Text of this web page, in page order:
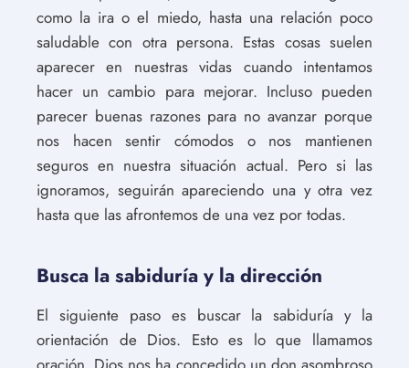
como la ira o el miedo, hasta una relación poco
saludable con otra persona. Estas cosas suelen
aparecer en nuestras vidas cuando intentamos
hacer un cambio para mejorar. Incluso pueden
parecer buenas razones para no avanzar porque
nos hacen sentir cómodos o nos mantienen
seguros en nuestra situación actual. Pero si las
ignoramos, seguirán apareciendo una y otra vez
hasta que las afrontemos de una vez por todas.
Busca la sabiduría y la dirección
El siguiente paso es buscar la sabiduría y la
orientación de Dios. Esto es lo que llamamos